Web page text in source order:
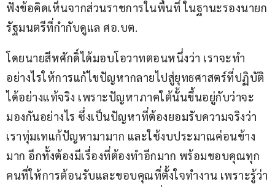
ฟังข้อคิดเห็นจากส่วนราชการในพื้นที่ ในฐานะรองนายก
รัฐมนตรีที่กำกับดูแล ศอ.บต.
โดยนายสีหศักดิ์ได้มอบโอวาทตอนหนึ่งว่า เราจะทำ
อย่างไรให้การแก้ไขปัญหากลายไปสู่ยุทธศาสตร์ที่ปฏิบัติ
ได้อย่างแท้จริง เพราะปัญหาภาคใต้นั้นขึ้นอยู่กับว่าจะ
มองกันอย่างไร ซึ่งเป็นปัญหาที่ต้องยอมรับความจริงว่า
เราทุ่มเทแก้ปัญหามามาก และใช้งบประมาณค่อนข้าง
มาก อีกทั้งต้องมีเรื่องที่ต้องทำอีกมาก พร้อมขอบคุณทุก
คนที่ให้การต้อนรับและขอบคุณที่ตั้งใจทำงาน เพราะรู้ว่า